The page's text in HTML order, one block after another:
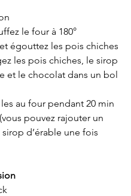
le four à 180°
égouttez les pois chiches
les pois chiches, le sirop
et le chocolat dans un bol
au four pendant 20 min
pouvez rajouter un
d’érable une fois